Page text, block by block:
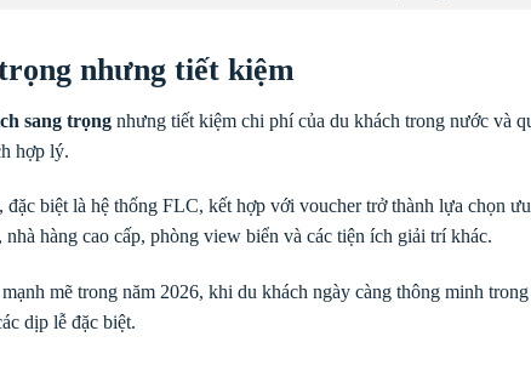
nhưng tiết kiệm
sang trọng nhưng tiết kiệm chi phí của du khách trong nước và
hợp lý.
biệt là hệ thống FLC, kết hợp với voucher trở thành lựa chọn
hàng cao cấp, phòng view biển và các tiện ích giải trí khác.
mẽ trong năm 2026, khi du khách ngày càng thông minh
dịp lễ đặc biệt.